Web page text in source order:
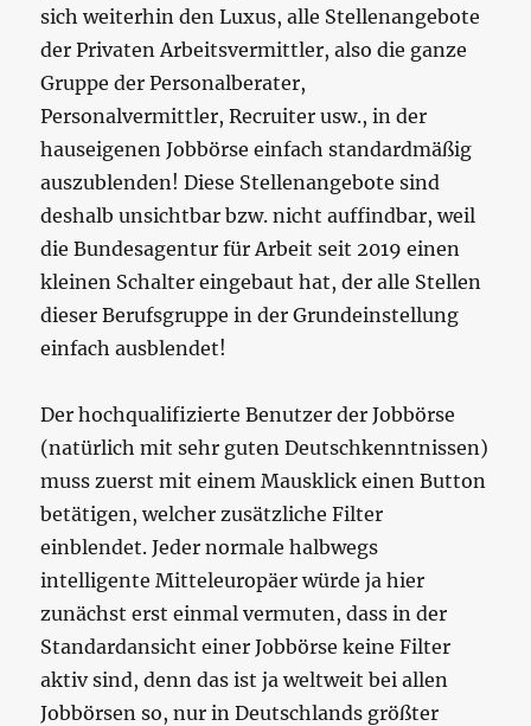
sich weiterhin den Luxus, alle Stellenangebote
der Privaten Arbeitsvermittler, also die ganze
Gruppe der Personalberater,
Personalvermittler, Recruiter usw., in der
hauseigenen Jobbörse einfach standardmäßig
auszublenden! Diese Stellenangebote sind
deshalb unsichtbar bzw. nicht auffindbar, weil
die Bundesagentur für Arbeit seit 2019 einen
kleinen Schalter eingebaut hat, der alle Stellen
dieser Berufsgruppe in der Grundeinstellung
einfach ausblendet!
Der hochqualifizierte Benutzer der Jobbörse
(natürlich mit sehr guten Deutschkenntnissen)
muss zuerst mit einem Mausklick einen Button
betätigen, welcher zusätzliche Filter
einblendet. Jeder normale halbwegs
intelligente Mitteleuropäer würde ja hier
zunächst erst einmal vermuten, dass in der
Standardansicht einer Jobbörse keine Filter
aktiv sind, denn das ist ja weltweit bei allen
Jobbörsen so, nur in Deutschlands größter